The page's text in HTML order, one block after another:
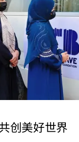
创美好世界